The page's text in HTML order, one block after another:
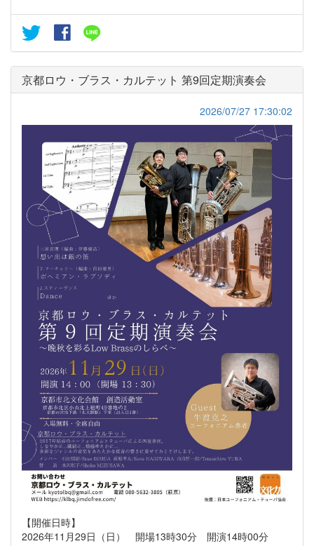
京都ロウ・ブラス・カルテット 第9回定期演奏会
2026/07/27 17:30:02
【開催日時】
2026年11月29日（日） 開場13時30分 開演14時00分